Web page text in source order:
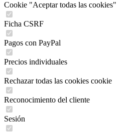
Cookie "Aceptar todas las cookies"
Ficha CSRF
Pagos con PayPal
Precios individuales
Rechazar todas las cookies cookie
Reconocimiento del cliente
Sesión